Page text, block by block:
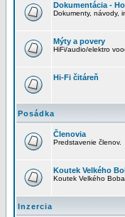
Dokumentácia -
Dokumenty, návody,
Mýty a povery
HiFi/audio/elektro
Hi-Fi čitáreň
Posádka
Členovia
Predstavenie členov.
Koutek Velkého
Koutek Velkého
Inzercia